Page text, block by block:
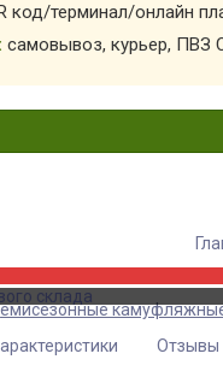
код/терминал/онлайн
самовывоз, курьер, ПВЗ
склада
Отзывы